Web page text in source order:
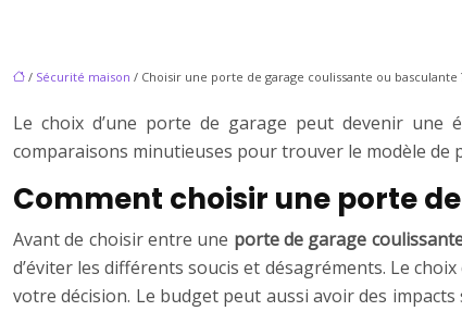
/ Sécurité maison / Choisir une porte de garage coulissante ou basculante
Le choix d’une porte de garage peut devenir une
comparaisons minutieuses pour trouver le modèle de
Comment choisir une porte
Avant de choisir entre une porte de garage
d’éviter les différents soucis et désagréments. Le
votre décision. Le budget peut aussi avoir des